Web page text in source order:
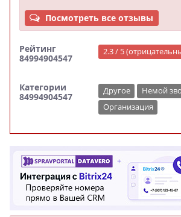
Посмотреть все отзывы
Рейтинг
84994904547
2.3 / 5
Категории
84994904547
Другое
Немой
Организация